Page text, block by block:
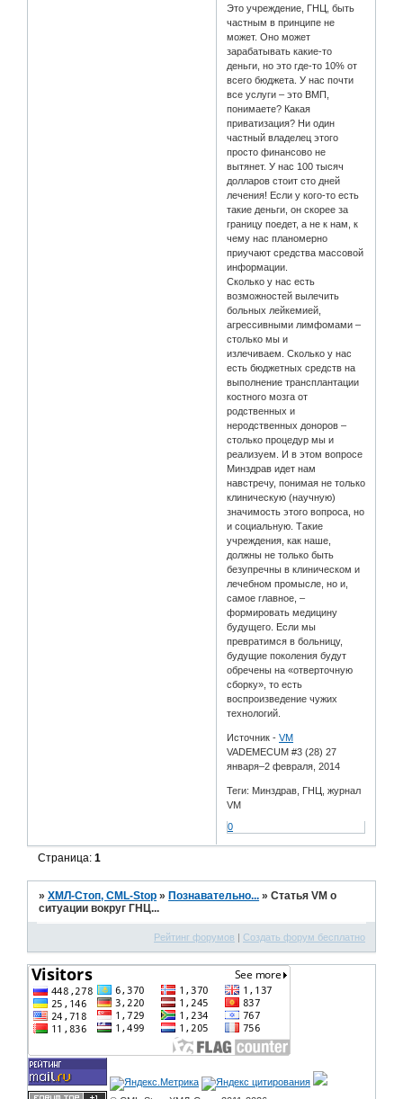
Это учреждение, ГНЦ, быть
частным в принципе не
может. Оно может
зарабатывать какие-то
деньги, но это где-то 10% от
всего бюджета. У нас почти
все услуги – это ВМП,
понимаете? Какая
приватизация? Ни один
частный владелец этого
просто финансово не
вытянет. У нас 100 тысяч
долларов стоит сто дней
лечения! Если у кого-то есть
такие деньги, он скорее за
границу поедет, а не к нам, к
чему нас планомерно
приучают средства массовой
информации.
Сколько у нас есть
возможностей вылечить
больных лейкемией,
агрессивными лимфомами –
столько мы и
излечиваем. Сколько у нас
есть бюджетных средств на
выполнение трансплантации
костного мозга от
родственных и
неродственных доноров –
столько процедур мы и
реализуем. И в этом вопросе
Минздрав идет нам
навстречу, понимая не только
клиническую (научную)
значимость этого вопроса, но
и социальную. Такие
учреждения, как наше,
должны не только быть
безупречны в клиническом и
лечебном промысле, но и,
самое главное, –
формировать медицину
будущего. Если мы
превратимся в больницу,
будущие поколения будут
обречены на «отверточную
сборку», то есть
воспроизведение чужих
технологий.
Источник -VM
VADEMECUM #3 (28) 27
января–2 февраля, 2014
Теги: Минздрав, ГНЦ, журнал
VM
0
Страница:1
»ХМЛ-Стоп, CML-Stop » Познавательно... »Статья VM о
ситуации вокруг ГНЦ...
Рейтинг форумов | Создать форум бесплатно